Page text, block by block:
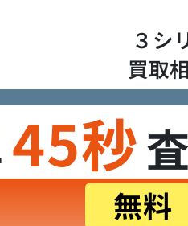
３シ
買取
45秒
無料